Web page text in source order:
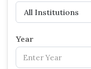
All Institutions
Year